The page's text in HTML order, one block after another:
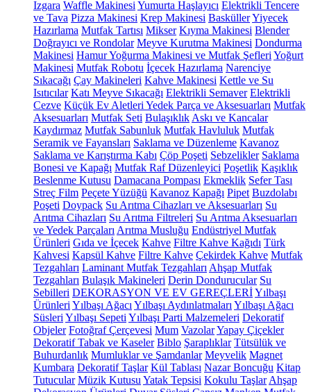
Izgara Waffle Makinesi Yumurta Haşlayıcı Elektrikli Tencere
ve Tava Pizza Makinesi Krep Makinesi BasküllerYiyecek
Hazırlama Mutfak Tartısı Mikser Kıyma Makinesi Blender
Doğrayıcı ve Rondolar Meyve Kurutma Makinesi Dondurma
Makinesi Hamur Yoğurma Makinesi ve Mutfak Şefleri Yoğurt
Makinesi Mutfak Robotu İçecek Hazırlama Narenciye
Sıkacağı Çay Makineleri Kahve Makinesi Kettle ve Su
Isıtıcılar Katı Meyve Sıkacağı Elektrikli Semaver Elektrikli
Cezve Küçük Ev Aletleri Yedek Parça ve Aksesuarları Mutfak
Aksesuarları Mutfak Seti Bulaşıklık Askı ve Kancalar
Kaydırmaz Mutfak Sabunluk Mutfak Havluluk Mutfak
Seramik ve Fayansları Saklama ve Düzenleme Kavanoz
Saklama ve Karıştırma Kabı Çöp Poşeti Sebzelikler Saklama
Bonesi ve Kapağı Mutfak Raf Düzenleyici Poşetlik Kaşıklık
Beslenme Kutusu Damacana Pompası Ekmeklik Sefer Tası
Streç Film Peçete Yüzüğü Kavanoz Kapağı Pipet Buzdolabı
Poşeti Doypack Su Arıtma Cihazları ve Aksesuarları Su
Arıtma Cihazları Su Arıtma Filtreleri Su Arıtma Aksesuarları
ve Yedek Parçaları Arıtma Musluğu Endüstriyel Mutfak
Ürünleri Gıda ve İçecek Kahve Filtre Kahve Kağıdı Türk
Kahvesi Kapsül Kahve Filtre Kahve Çekirdek Kahve Mutfak
Tezgahları Laminant Mutfak Tezgahları Ahşap Mutfak
Tezgahları Bulaşık Makineleri Derin Dondurucular Su
Sebilleri DEKORASYON VE EV GEREÇLERİYılbaşı
Ürünleri Yılbaşı Ağacı Yılbaşı Aydınlatmaları Yılbaşı Ağacı
Süsleri Yılbaşı Sepeti Yılbaşı Parti Malzemeleri Dekoratif
Objeler Fotoğraf Çerçevesi Mum VazolarYapay Çiçekler
Dekoratif Tabak ve Kaseler Biblo Şaraplıklar Tütsülük ve
Buhurdanlık Mumluklar ve Şamdanlar Meyvelik Magnet
Kumbara Dekoratif Taşlar Kül Tablası Nazar Boncuğu Kitap
Tutucular Müzik Kutusu Yatak Tepsisi Kokulu Taşlar Ahşap